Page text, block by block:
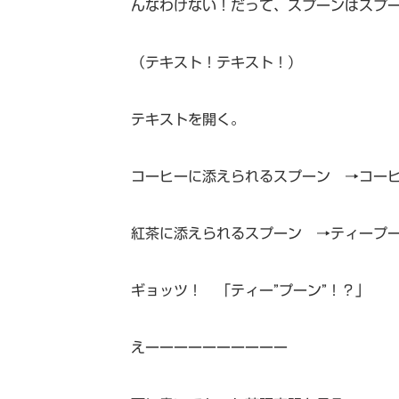
んなわけない！だって、スプーンはスプ
（テキスト！テキスト！）
テキストを開く。
コーヒーに添えられるスプーン →コー
紅茶に添えられるスプーン →ティープ
ギョッツ！ 「ティー”プーン”！？」
えーーーーーーーーーー